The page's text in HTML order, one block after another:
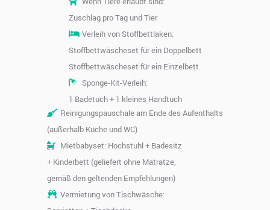
Zuschlag pro Tag und Tier
Verleih von Stoffbettlaken:
Stoffbettwäscheset für ein Doppelbett
Stoffbettwäscheset für ein Einzelbett
Sponge-Kit-Verleih:
1 Badetuch + 1 kleines Handtuch
Reinigungspauschale am Ende des Aufenthalts
(außerhalb Küche und WC)
Mietbabyset: Hochstuhl + Badesitz
+ Kinderbett (geliefert ohne Matratze,
gemäß den geltenden Empfehlungen)
Vermietung von Tischwäsche: